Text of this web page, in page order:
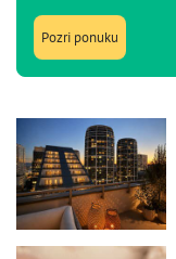
Pozri ponuku